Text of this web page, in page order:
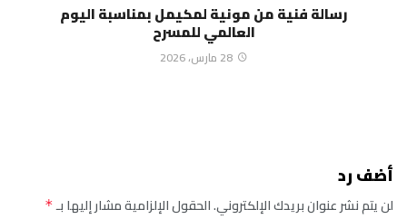
رسالة فنية من مونية لمكيمل بمناسبة اليوم
العالمي للمسرح
28 مارس، 2026
أضف رد
لن يتم نشر عنوان بريدك الإلكتروني.الحقول الإلزامية مشار إليها بـ*